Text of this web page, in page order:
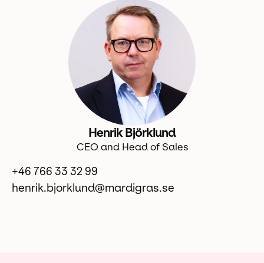
Henrik Björklund
CEO and Head of Sales
+46 766 33 32 99
henrik.bjorklund@mardigras.se